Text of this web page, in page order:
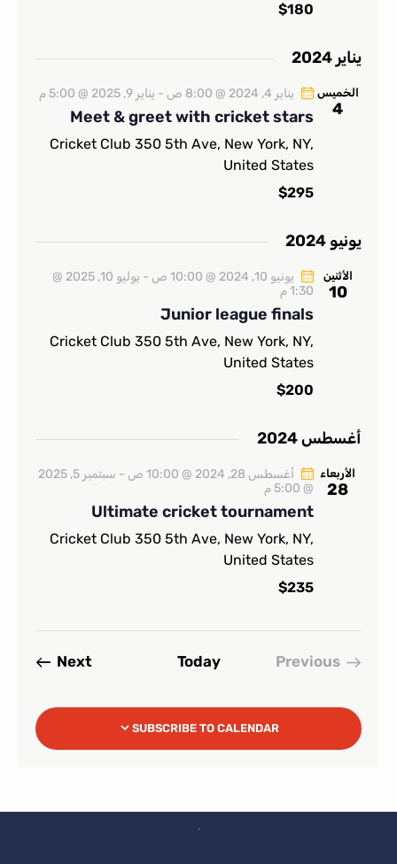
$180
يناير 2024
الخميس
4
يناير 4, 2024 @ 8:00 ص - يناير 9, 2025 @ 5:00 م
Meet & greet with cricket stars
Cricket Club 350 5th Ave, New York, NY,
United States
$295
يونيو 2024
الأثنين
10
يونيو 10, 2024 @ 10:00 ص -
يوليو 10, 2025 @
1:30 م
Junior league finals
Cricket Club 350 5th Ave, New York, NY,
United States
$200
أغسطس 2024
الأربعاء
28
أغسطس 28, 2024 @ 10:00 ص -
سبتمبر 5, 2025
@ 5:00 م
Ultimate cricket tournament
Cricket Club 350 5th Ave, New York, NY,
United States
$235
Previous
Today
Next
Events
SUBSCRIBE TO CALENDAR